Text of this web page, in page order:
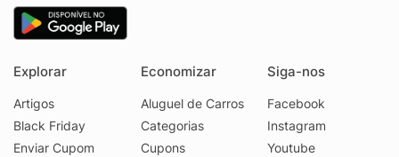
Explorar
Artigos
Black Friday
Enviar Cupom
Economizar
Aluguel de Carros
Categorias
Cupons
Siga-nos
Facebook
Instagram
Youtube